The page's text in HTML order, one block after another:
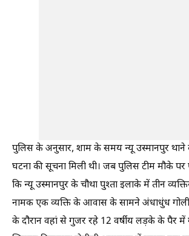
पुलिस के अनुसार, शाम के समय न्यू उस्मानपुर थाने
घटना की सूचना मिली थी। जब पुलिस टीम मौके पर
कि न्यू उस्मानपुर के चौथा पुश्ता इलाके में तीन
नामक एक व्यक्ति के आवास के सामने अंधाधुंध
के दौरान वहां से गुजर रहे 12 वर्षीय लड़के के पैर में